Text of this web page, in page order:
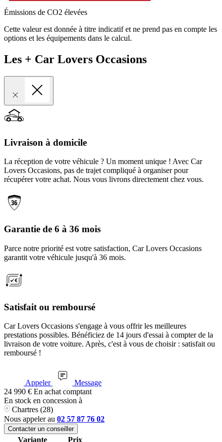
Émissions de CO2 élevées
Cette valeur est donnée à titre indicatif et ne prend pas en compte les
options et les équipements dans le calcul.
Les + Car Lovers Occasions
Livraison à domicile
La réception de votre véhicule ? Un moment unique ! Avec Car
Lovers Occasions, pas de trajet compliqué à organiser pour
récupérer votre achat. Nous vous livrons directement chez vous.
Garantie de 6 à 36 mois
Parce notre priorité est votre satisfaction, Car Lovers Occasions
garantit votre véhicule jusqu'à 36 mois.
Satisfait ou remboursé
Car Lovers Occasions s'engage à vous offrir les meilleures
prestations possibles. Bénéficiez de 14 jours d'essai à compter de la
livraison de votre voiture. Après, c'est à vous de choisir : satisfait ou
remboursé !
Appeler
Message
24 990 € En achat comptant
En stock en concession à
Chartres (28)
Nous appeler au 02 57 87 76 02
Contacter un conseiller
Variante
Prix